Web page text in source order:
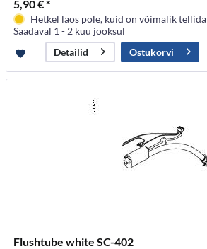
5,90 € *
Hetkel laos pole, kuid on võimalik tellida
Saadaval 1 - 2 kuu jooksul
Detailid
Ostukorvi
Flushtube white SC-402